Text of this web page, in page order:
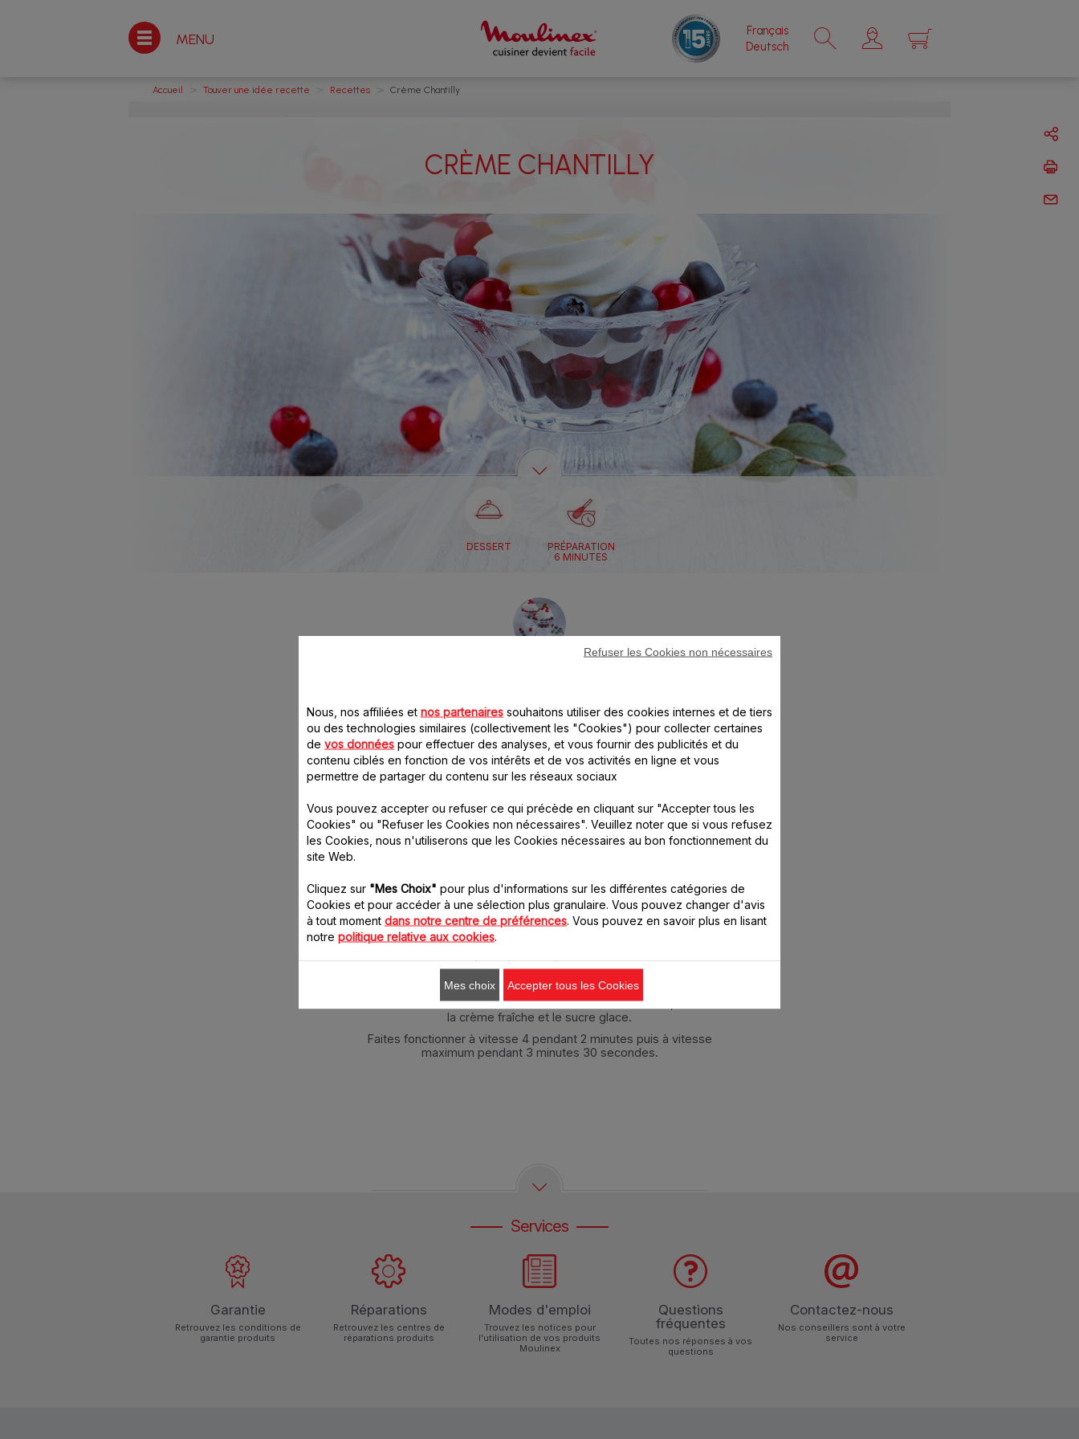
MENU
Français
Deutsch
×
Accueil > Touver une idée recette Recettes Crème Chantilly
CRÈME CHANTILLY
DESSERT
PRÉPARATION
6 MINUTES
Ingrédients
POUR 7 PERSONNES
25 cl de crème fraîche liquide
50 g de sucre glace
Instructions
Dans le bol inox muni du fouet multibrins et du couvercle, mettez
la crème fraîche et le sucre glace.
Faites fonctionner à vitesse 4 pendant 2 minutes puis à vitesse
maximum pendant 3 minutes 30 secondes.
Services
Garantie
Retrouvez les conditions de
garantie produits
Réparations
Retrouvez les centres de
réparations produits
Modes d'emploi
Trouvez les notices pour
l'utilisation de vos produits
Moulinex
Questions
fréquentes
Toutes nos réponses à vos
questions
Contactez-nous
Nos conseillers sont à votre
service
Nous, nos affiliées et nos partenaires souhaitons utiliser des cookies internes et de tiers
ou des technologies similaires (collectivement les "Cookies") pour collecter certaines
de vos données pour effectuer des analyses, et vous fournir des publicités et du
contenu ciblés en fonction de vos intérêts et de vos activités en ligne et vous
permettre de partager du contenu sur les réseaux sociaux
Vous pouvez accepter ou refuser ce qui précède en cliquant sur "Accepter tous les
Cookies" ou "Refuser les Cookies non nécessaires". Veuillez noter que si vous refusez
les Cookies, nous n'utiliserons que les Cookies nécessaires au bon fonctionnement du
site Web.
Cliquez sur "Mes Choix" pour plus d'informations sur les différentes catégories de
Cookies et pour accéder à une sélection plus granulaire. Vous pouvez changer d'avis
à tout moment dans notre centre de préférences. Vous pouvez en savoir plus en lisant
notre politique relative aux cookies.
Refuser les Cookies non nécessaires
Mes choix Accepter tous les Cookies